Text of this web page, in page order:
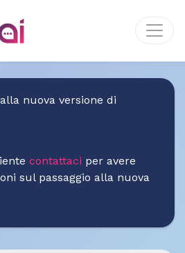
alla nuova versione di
contattaci per avere
sul passaggio alla nuova